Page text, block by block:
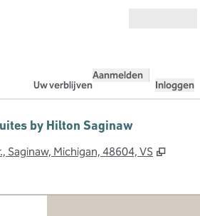
Uw verblijven
Aanmelden
Inloggen
by Hilton Saginaw
Saginaw, Michigan, 48604, VS ,